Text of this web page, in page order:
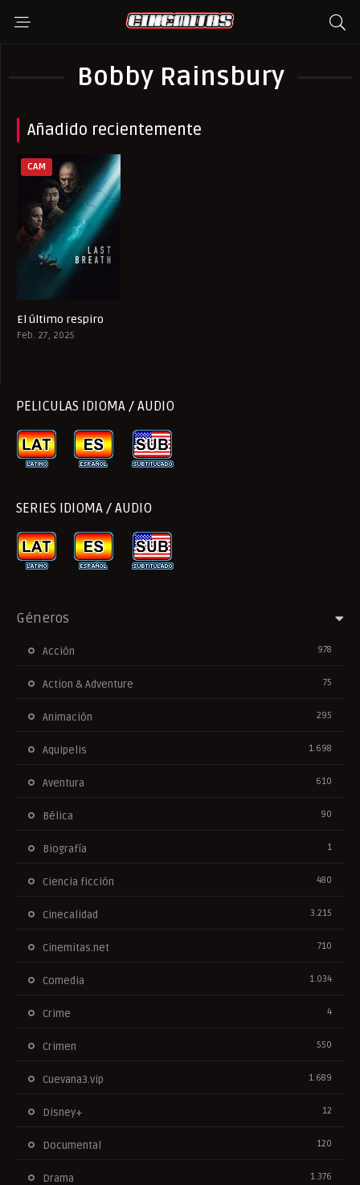
Bobby Rainsbury
Añadido recientemente
6.9
CAM
El último respiro
Feb. 27, 2025
PELICULAS IDIOMA / AUDIO
SERIES IDIOMA / AUDIO
Géneros
Acción 978
Action & Adventure 75
Animación 295
Aquipelis 1.698
Aventura 610
Bélica 90
Biografía 1
Ciencia ficción 480
Cinecalidad 3.215
Cinemitas.net 710
Comedia 1.034
Crime 4
Crimen 550
Cuevana3.vip 1.689
Disney+ 12
Documental 120
Drama 1.376